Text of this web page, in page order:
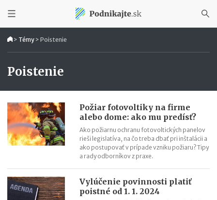
> Témy > Poistenie
Poistenie
Požiar fotovoltiky na firme
alebo dome: ako mu predísť?
Ako požiarnu ochranu fotovoltických panelov
rieši legislatíva, na čo treba dbať pri inštalácii a
ako postupovať v prípade vzniku požiaru? Tipy
a rady odborníkov z praxe.
Vylúčenie povinnosti platiť
poistné od 1. 1. 2024